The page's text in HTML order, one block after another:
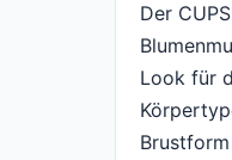
Der
Look für